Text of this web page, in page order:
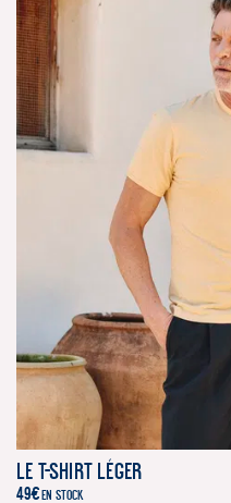
Le T-Shirt Léger
49€EN STOCK